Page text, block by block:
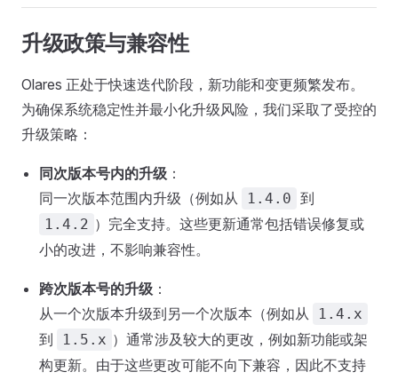
升级政策与兼容性
Olares 正处于快速迭代阶段，新功能和变更频繁发布。
为确保系统稳定性并最小化升级风险，我们采取了受控的
升级策略：
同次版本号内的升级 ：
同一次版本范围内升级（例如从
1.4.0 到
1.4.2 ）完全支持。这些更新通常包括错误修复或
小的改进，不影响兼容性。
跨次版本号的升级 ：
从一个次版本升级到另一个次版本（例如从
1.4.x
到 1.5.x ）通常涉及较大的更改，例如新功能或架
构更新。由于这些更改可能不向下兼容，因此不支持